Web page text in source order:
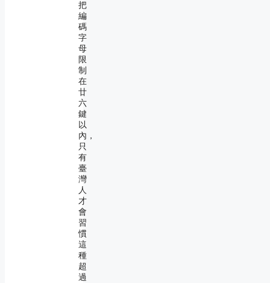
把
編
碼
字
母
限
制
在
廿
六
鍵
以
內，
只
有
臺
灣
人
才
會
習
慣
這
種
超
過